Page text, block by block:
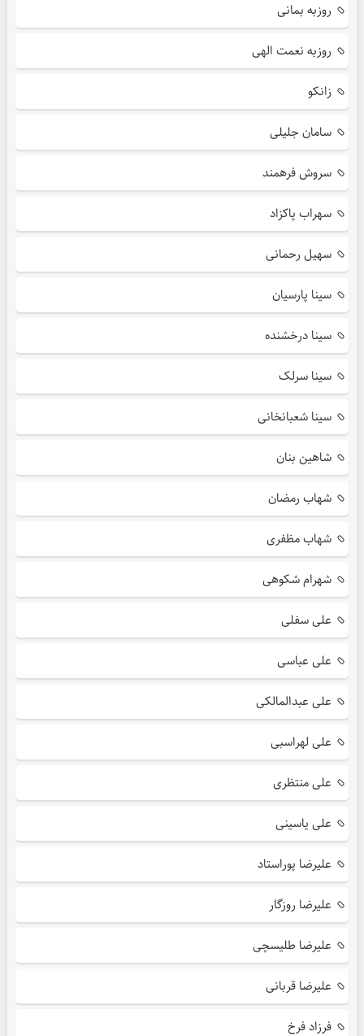
روزبه بمانی
روزبه نعمت الهی
زانکو
سامان جلیلی
سروش فرهمند
سهراب پاکزاد
سهیل رحمانی
سینا پارسیان
سینا درخشنده
سینا سرلک
سینا شعبانخانی
شاهین بنان
شهاب رمضان
شهاب مظفری
شهرام شکوهی
علی سفلی
علی عباسی
علی عبدالمالکی
علی لهراسبی
علی منتظری
علی یاسینی
علیرضا پوراستاد
علیرضا روزگار
علیرضا طلیسچی
علیرضا قربانی
فرزاد فرخ